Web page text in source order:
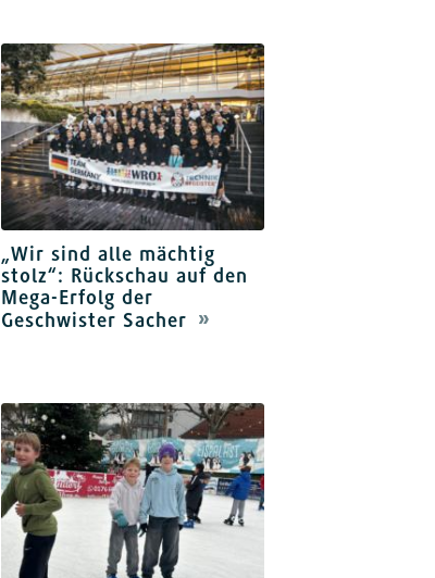
„Wir sind alle mächtig
stolz“: Rückschau auf den
Mega-Erfolg der
Geschwister Sacher